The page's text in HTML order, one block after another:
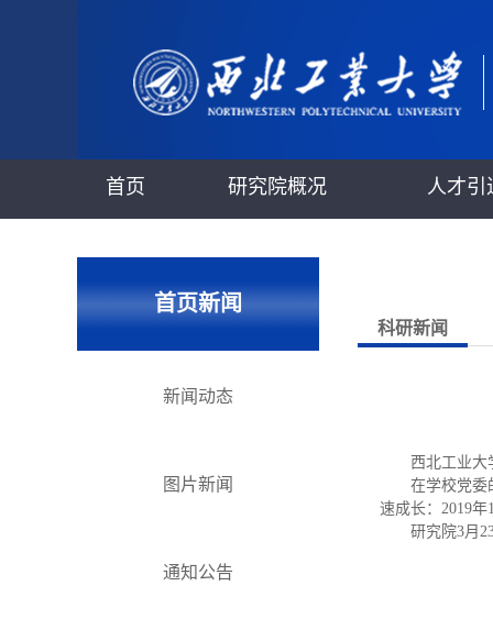
首页 研究院概况 人才
首页新闻
新闻动态
图片新闻
通知公告
科研新闻
西北工业大
在学校党委
速成长：2019
研究院3月